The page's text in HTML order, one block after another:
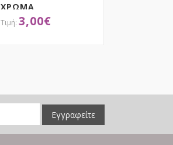
ΧΡΩΜΑ
3,00€
Εγγραφείτε